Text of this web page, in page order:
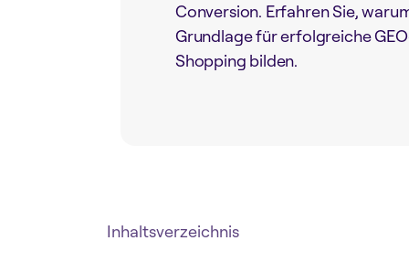
Conversion. Erfahren Sie,
Grundlage für erfolgreiche
Shopping bilden.
Inhaltsverzeichnis